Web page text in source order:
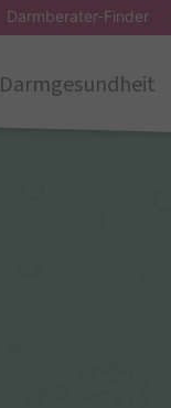
Darmberater-Finder
Darmgesundheit